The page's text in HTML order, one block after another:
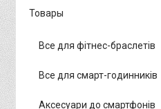
Товары
Все для фітнес-браслетів
Все для смарт-годинників
Аксесуари до смартфонів